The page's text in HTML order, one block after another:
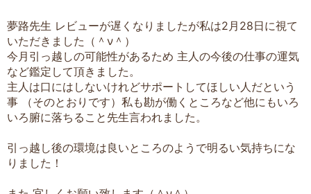
夢路先生 レビューが遅くなりましたが私は2月28日に視て
いただきました（＾ν＾）
今月引っ越しの可能性があるため 主人の今後の仕事の運気
など鑑定して頂きました。
主人は口にはしないけれどサポートしてほしい人だという
事 （そのとおりです）私も勘が働くところなど他にもいろ
いろ腑に落ちること先生言われました。
引っ越し後の環境は良いところのようで明るい気持ちにな
りました！